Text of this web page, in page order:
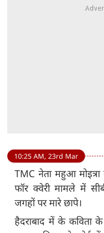
10:25 AM, 23rd Mar
TMC नेता महुआ
फॉर क्वेरी मामले में
जगहों पर मारे छापे।
हैदराबाद में के कविता के